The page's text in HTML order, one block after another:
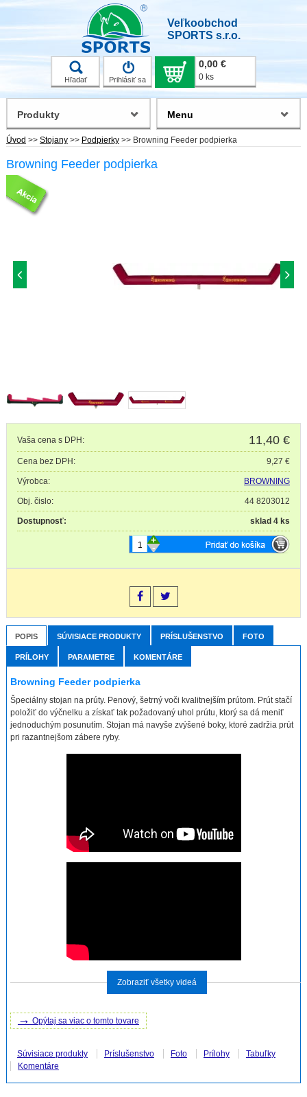
Veľkoobchod
SPORTS s.r.o.
Hľadať Prihlásiť sa
0,00 €
0 ks
Úvod >> Stojany >> Podpierky >> Browning Feeder podpierka
Browning Feeder podpierka
Vaša cena s DPH: 11,40 €
Cena bez DPH: 9,27 €
Výrobca: BROWNING
Obj. čislo: 44 8203012
Dostupnosť: sklad 4 ks
-
+
POPIS SÚVISIACE PRODUKTY PRÍSLUŠENSTVO FOTO
PRÍLOHY PARAMETRE KOMENTÁRE
Browning Feeder podpierka
Špeciálny stojan na prúty. Penový, šetrný voči kvalitnejším prútom. Prút stačí
položiť do výčnelku a získať tak požadovaný uhol prútu, ktorý sa dá meniť
jednoduchým posunutím. Stojan má navyše zvýšené boky, ktoré zadržia prút
pri razantnejšom zábere ryby.
Zobraziť všetky videá
→ Opýtaj sa viac o tomto tovare
Súvisiace produkty Príslušenstvo Foto Prílohy
Tabuľky
Komentáre
Produkty Menu